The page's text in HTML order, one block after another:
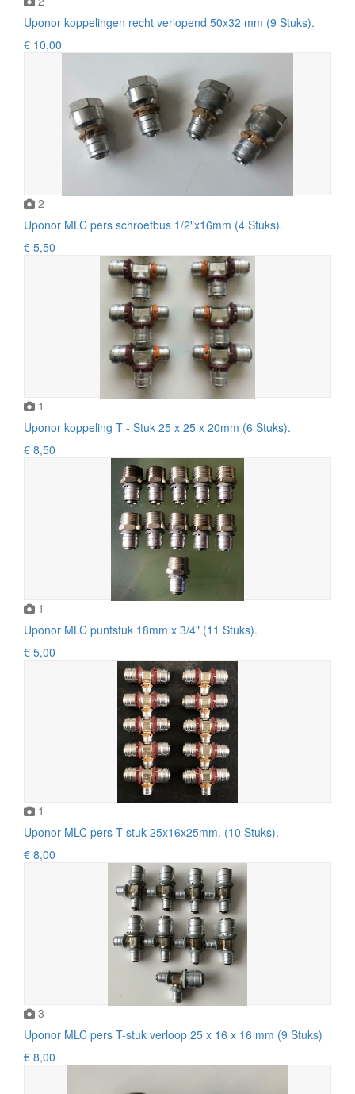
Uponor koppelingen recht verlopend 50x32 mm (9 Stuks).
€ 10,00
2
Uponor MLC pers schroefbus 1/2"x16mm (4 Stuks).
€ 5,50
1
Uponor koppeling T - Stuk 25 x 25 x 20mm (6 Stuks).
€ 8,50
1
Uponor MLC puntstuk 18mm x 3/4" (11 Stuks).
€ 5,00
1
Uponor MLC pers T-stuk 25x16x25mm. (10 Stuks).
€ 8,00
3
Uponor MLC pers T-stuk verloop 25 x 16 x 16 mm (9 Stuks)
€ 8,00